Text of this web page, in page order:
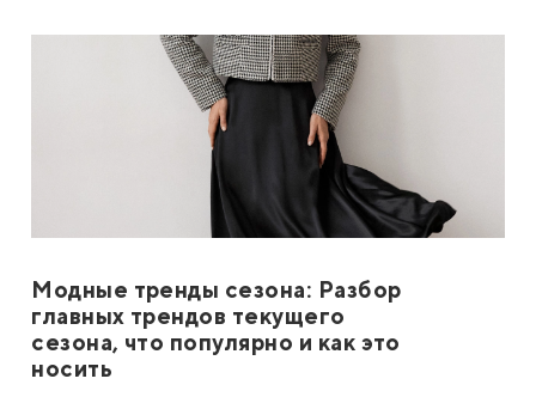
Модные тренды сезона: Разбор
главных трендов текущего
сезона, что популярно и как это
носить